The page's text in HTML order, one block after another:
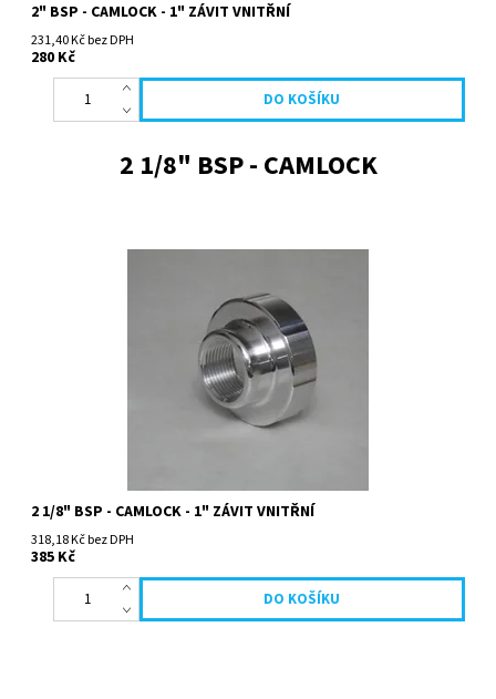
2" BSP - CAMLOCK - 1" ZÁVIT VNITŘNÍ
231,40 Kč bez DPH
280 Kč
2 1/8" BSP - CAMLOCK
2 1/8" BSP - CAMLOCK - 1" ZÁVIT VNITŘNÍ
318,18 Kč bez DPH
385 Kč